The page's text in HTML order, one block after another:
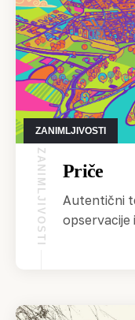
ZANIMLJIVOSTI
ZANIMLJIVOSTI Priče
Autentični
opservacije